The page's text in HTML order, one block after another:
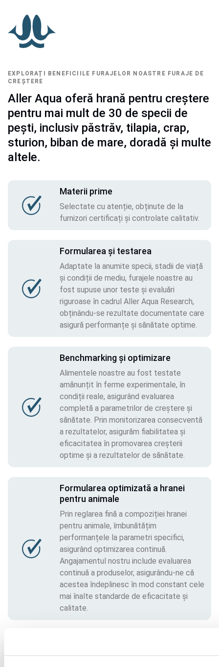
EXPLORAȚI BENEFICIILE FURAJELOR NOASTRE FURAJE DE
CREŞTERE
Aller Aqua oferă hrană pentru creștere
pentru mai mult de 30 de specii de
pești, inclusiv păstrăv, tilapia, crap,
sturion, biban de mare, doradă și multe
altele.
Materii prime
Selectate cu atenție, obținute de la
furnizori certificați și controlate calitativ.
Formularea și testarea
Adaptate la anumite specii, stadii de viață
și condiții de mediu, furajele noastre au
fost supuse unor teste și evaluări
riguroase în cadrul Aller Aqua Research,
obținându-se rezultate documentate care
asigură performanțe și sănătate optime.
Benchmarking și optimizare
Alimentele noastre au fost testate
amănunțit în ferme experimentale, în
condiții reale, asigurând evaluarea
completă a parametrilor de creștere și
sănătate. Prin monitorizarea consecventă
a rezultatelor, asigurăm fiabilitatea și
eficacitatea în promovarea creșterii
optime și a rezultatelor de sănătate.
Formularea optimizată a hranei
pentru animale
Prin reglarea fină a compoziției hranei
pentru animale, îmbunătățim
performanțele la parametri specifici,
asigurând optimizarea continuă.
Angajamentul nostru include evaluarea
continuă a produselor, asigurându-ne că
acestea îndeplinesc în mod constant cele
mai înalte standarde de eficacitate și
calitate.